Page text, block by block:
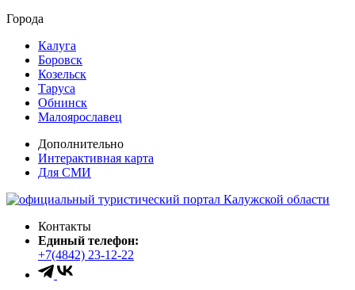
Города
Калуга
Боровск
Козельск
Таруса
Обнинск
Малоярославец
Дополнительно
Интерактивная карта
Для СМИ
Контакты
Единый телефон:
+7(4842) 23-12-22